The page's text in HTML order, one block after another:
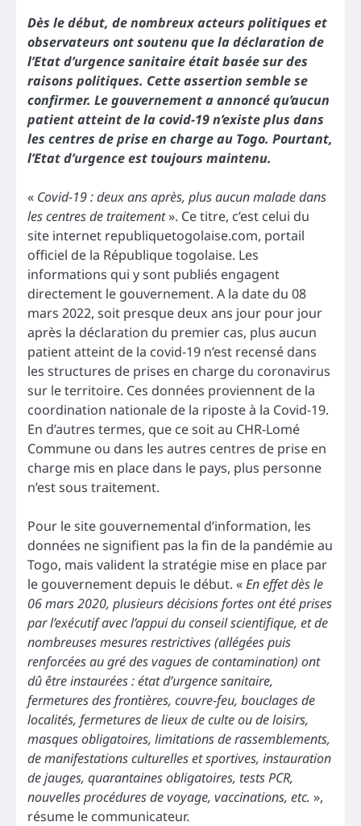
Dès le début, de nombreux acteurs politiques et
observateurs ont soutenu que la déclaration de
l’Etat d’urgence sanitaire était basée sur des
raisons politiques. Cette assertion semble se
confirmer. Le gouvernement a annoncé qu’aucun
patient atteint de la covid-19 n’existe plus dans
les centres de prise en charge au Togo. Pourtant,
l’Etat d’urgence est toujours maintenu.
« Covid-19 : deux ans après, plus aucun malade dans
les centres de traitement». Ce titre, c’est celui du
site internet republiquetogolaise.com, portail
officiel de la République togolaise. Les
informations qui y sont publiés engagent
directement le gouvernement. A la date du 08
mars 2022, soit presque deux ans jour pour jour
après la déclaration du premier cas, plus aucun
patient atteint de la covid-19 n’est recensé dans
les structures de prises en charge du coronavirus
sur le territoire. Ces données proviennent de la
coordination nationale de la riposte à la Covid-19.
En d’autres termes, que ce soit au CHR-Lomé
Commune ou dans les autres centres de prise en
charge mis en place dans le pays, plus personne
n’est sous traitement.
Pour le site gouvernemental d’information, les
données ne signifient pas la fin de la pandémie au
Togo, mais valident la stratégie mise en place par
le gouvernement depuis le début. «En effet dès le
06 mars 2020, plusieurs décisions fortes ont été prises
par l’exécutif avec l’appui du conseil scientifique, et de
nombreuses mesures restrictives (allégées puis
renforcées au gré des vagues de contamination) ont
dû être instaurées : état d’urgence sanitaire,
fermetures des frontières, couvre-feu, bouclages de
localités, fermetures de lieux de culte ou de loisirs,
masques obligatoires, limitations de rassemblements,
de manifestations culturelles et sportives, instauration
de jauges, quarantaines obligatoires, tests PCR,
nouvelles procédures de voyage, vaccinations, etc. »,
résume le communicateur.